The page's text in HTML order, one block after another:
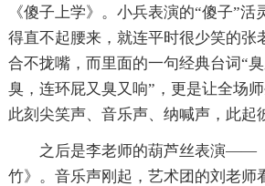
《傻子上学》。小兵表演的“傻子”
得直不起腰来，就连平时很少笑的张
合不拢嘴，而里面的一句经典台词“
臭，连环屁又臭又响”，更是让全场师
此刻尖笑声、音乐声、纳喊声，此起
之后是李老师的葫芦丝表演——
竹》。音乐声刚起，艺术团的刘老师